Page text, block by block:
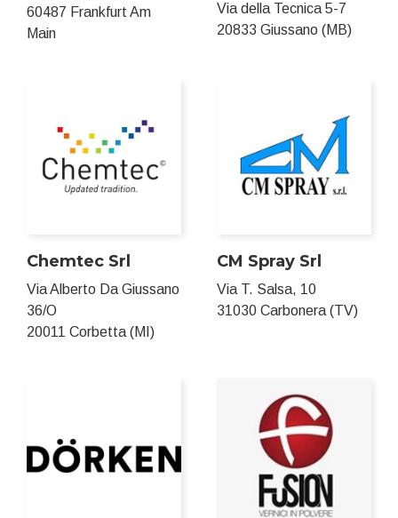
60487 Frankfurt Am
Main
Via della Tecnica 5-7
20833 Giussano (MB)
Chemtec Srl
Via Alberto Da Giussano
36/O
20011 Corbetta (MI)
CM Spray Srl
Via T. Salsa, 10
31030 Carbonera (TV)